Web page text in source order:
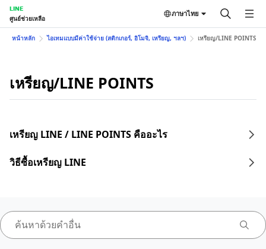
LINE
ศูนย์ช่วยเหลือ
ภาษาไทย
หน้าหลัก ไอเทมแบบมีค่าใช้จ่าย (สติกเกอร์, อิโมจิ, เหรียญ, ฯลฯ) เหรียญ/LINE POINTS
เหรียญ/LINE POINTS
เหรียญ LINE / LINE POINTS คืออะไร
วิธีซื้อเหรียญ LINE